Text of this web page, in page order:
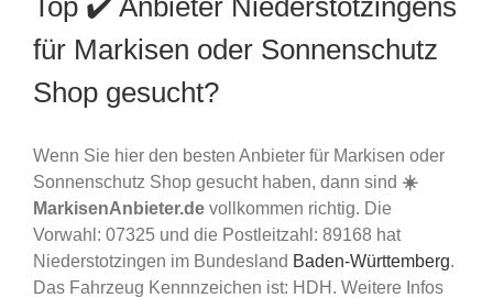
für Markisen oder Sonnenschutz
Shop gesucht?
Wenn Sie hier den besten Anbieter für Markisen oder
Sonnenschutz Shop gesucht haben, dann sind ☀️
MarkisenAnbieter.de vollkommen richtig. Die
Vorwahl: 07325 und die Postleitzahl: 89168 hat
Niederstotzingen im Bundesland Baden-Württemberg.
Das Fahrzeug Kennnzeichen ist: HDH. Weitere Infos